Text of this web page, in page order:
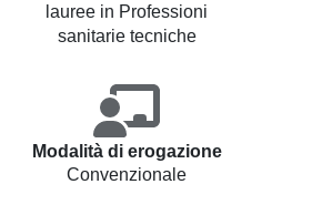
lauree in Professioni
sanitarie tecniche
Modalità di erogazione
Convenzionale